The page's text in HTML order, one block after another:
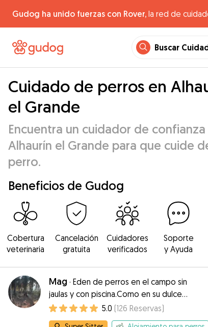
Gudog ha unido fuerzas con Rover, la red de
Buscar
Cuidado de perros en
el Grande
Encuentra un cuidador de confianza
Alhaurín el Grande para que cuide
perro.
Beneficios de Gudog
Cobertura
veterinaria
Cancelación
gratuita
Cuidadores
verificados
Soporte
y Ayuda
Mag · Eden de perros en el campo sin
jaulas y con piscina.Como en su dulce
hogar!
5.0 (126 Reservas)